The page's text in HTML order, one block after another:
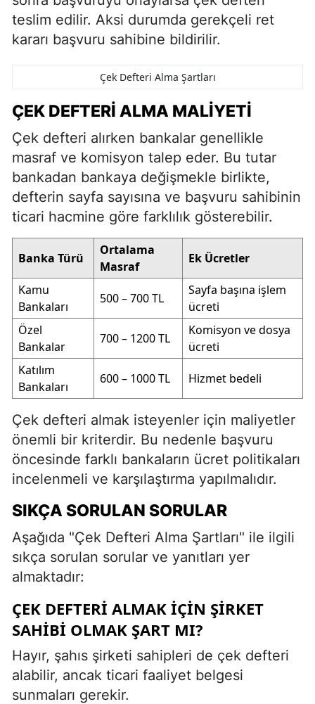
teslim edilir. Aksi durumda gerekçeli ret
kararı başvuru sahibine bildirilir.
Çek Defteri Alma Şartları
ÇEK DEFTERI ALMA MALIYETI
Çek defteri alırken bankalar genellikle
masraf ve komisyon talep eder. Bu tutar
bankadan bankaya değişmekle birlikte,
defterin sayfa sayısına ve başvuru sahibinin
ticari hacmine göre farklılık gösterebilir.
Banka Türü
Ortalama
Masraf
Ek Ücretler
Kamu
Bankaları
500 – 700 TL
Sayfa başına işlem
ücreti
Özel
Bankalar
700 – 1200 TL
Komisyon ve dosya
ücreti
Katılım
Bankaları
600 – 1000 TL Hizmet bedeli
Çek defteri almak isteyenler için maliyetler
önemli bir kriterdir. Bu nedenle başvuru
öncesinde farklı bankaların ücret politikaları
incelenmeli ve karşılaştırma yapılmalıdır.
SIKÇA SORULAN SORULAR
Aşağıda "Çek Defteri Alma Şartları" ile ilgili
sıkça sorulan sorular ve yanıtları yer
almaktadır:
ÇEK DEFTERI ALMAK IÇIN ŞIRKET
SAHIBI OLMAK ŞART MI?
Hayır, şahıs şirketi sahipleri de çek defteri
alabilir, ancak ticari faaliyet belgesi
sunmaları gerekir.